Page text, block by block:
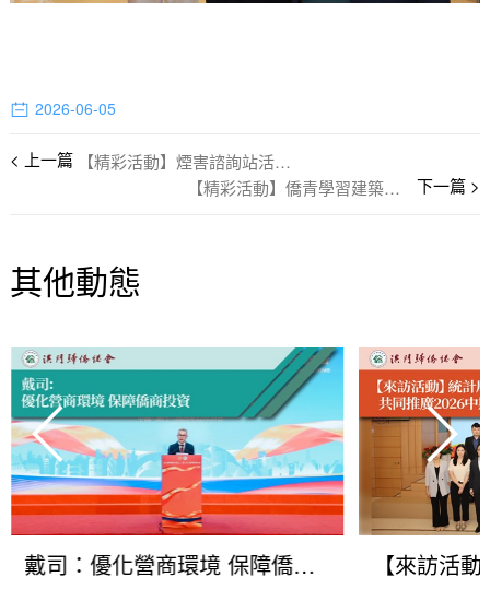
2026-06-05
【精彩活動】煙害諮詢站活動四千人次參與
【精彩活動】僑青學習建築文化獲啟發
其他動態
戴司：優化營商環境 保障僑商投資